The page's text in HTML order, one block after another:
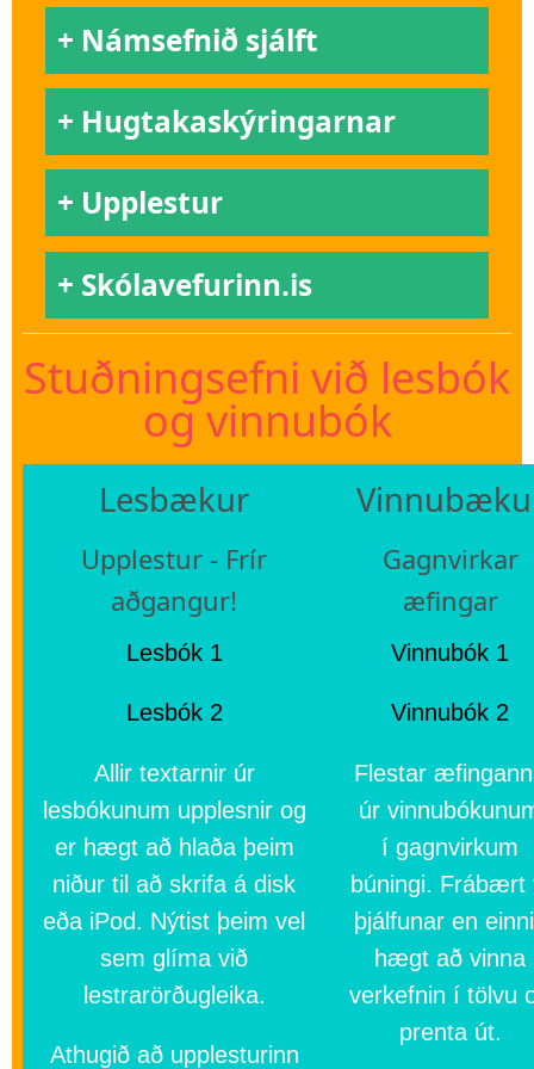
Námsefnið sjálft
Hugtakaskýringarnar
Upplestur
Skólavefurinn.is
Stuðningsefni við lesbók
og vinnubók
Lesbækur
Upplestur - Frír
aðgangur!
Lesbók 1
Lesbók 2
Allir textarnir úr
lesbókunum upplesnir og
er hægt að hlaða þeim
niður til að skrifa á disk
eða iPod. Nýtist þeim vel
sem glíma við
lestrarörðugleika.
Athugið að upplesturinn
Gagnvirkar
æfingar
Vinnubók 1
Vinnubók 2
Flestar
úr
í gagnvirkum
búningi. Frábært
þjálfunar en
hægt að vinna
verkefnin í tölvu
prenta út.